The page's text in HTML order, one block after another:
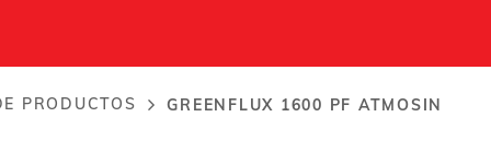
PRODUCTOS GREENFLUX 1600 PF ATMOSIN